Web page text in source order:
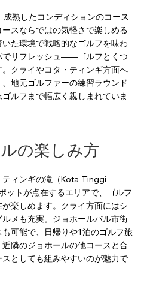
熟したコンディションのコース
スならではの気軽さで楽しめる
た環境で戦略的なゴルフを味わ
でリフレッシュ——ゴルフとくつ
クライやコタ・ティンギ方面へ
地元ゴルファーの練習ラウンド
ルフまで幅広く親しまれていま
の楽しみ方
ティンギの滝（Kota Tinggi
ットが点在するエリアで、ゴルフ
楽しめます。クライ方面にはシ
メも充実。ジョホールバル市街
可能で、日帰りや1泊のゴルフ旅
隣のジョホールの他コースと合
としても組みやすいのが魅力で